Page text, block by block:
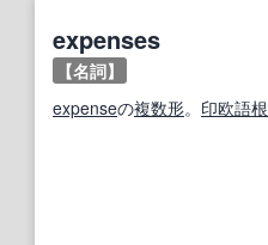
expenses
【名詞】
expenseの複数形。 印欧語根